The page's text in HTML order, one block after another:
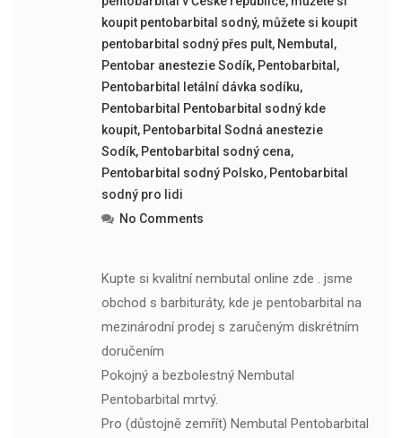
koupit pentobarbital sodný, můžete si koupit
pentobarbital sodný přes pult, Nembutal ,
Pentobar anestezie Sodík, Pentobarbital ,
Pentobarbital letální dávka sodíku,
Pentobarbital Pentobarbital sodný kde
koupit, Pentobarbital Sodná anestezie
Sodík, Pentobarbital sodný cena,
Pentobarbital sodný Polsko, Pentobarbital
sodný pro lidi
No Comments
Kupte si kvalitní nembutal online zde . jsme
obchod s barbituráty, kde je pentobarbital na
mezinárodní prodej s zaručeným diskrétním
doručením
Pokojný a bezbolestný Nembutal
Pentobarbital mrtvý.
Pro (důstojně zemřít) Nembutal Pentobarbital